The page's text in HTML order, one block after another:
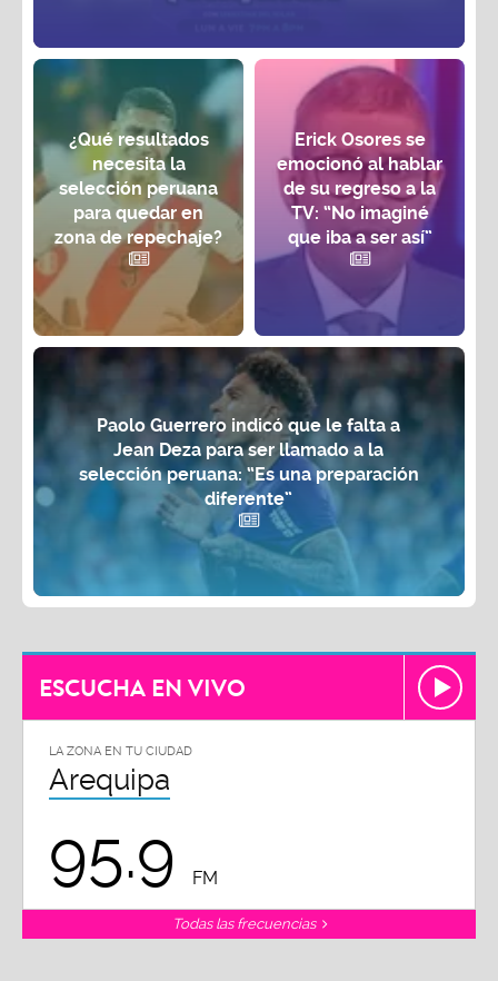
¿Qué resultados
necesita la
selección peruana
para quedar en
zona de repechaje?
Erick Osores se
emocionó al hablar
de su regreso a la
TV: “No imaginé
que iba a ser así”
Paolo Guerrero indicó que le falta a
Jean Deza para ser llamado a la
selección peruana: “Es una preparación
diferente”
ESCUCHA EN VIVO
LA ZONA EN TU CIUDAD
Arequipa
95.9 FM
Todas las frecuencias